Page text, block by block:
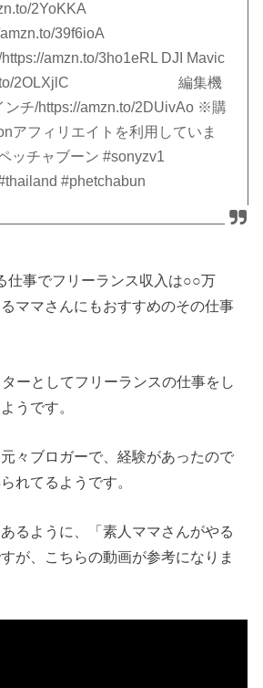
amzn.to/2YoKKA
amzn.to/39f6ioA
amzn.to/3ho1eRL DJI Mavic
2OLXjlC 編集機
チ/https://amzn.to/2DUivAo ※購
アフィリエイトを利用していま
ッチャブーン #sonyzv1
#phetchabun
仕事でフリーランス収入は○○万
ママさんにもおすすめのその仕事
ーとしてフリーランスの仕事をし
うです。
々ブロガーで、経験があったので
れてるようです。
るように、「素人ママさんがやる
が、こちらの動画が参考になりま